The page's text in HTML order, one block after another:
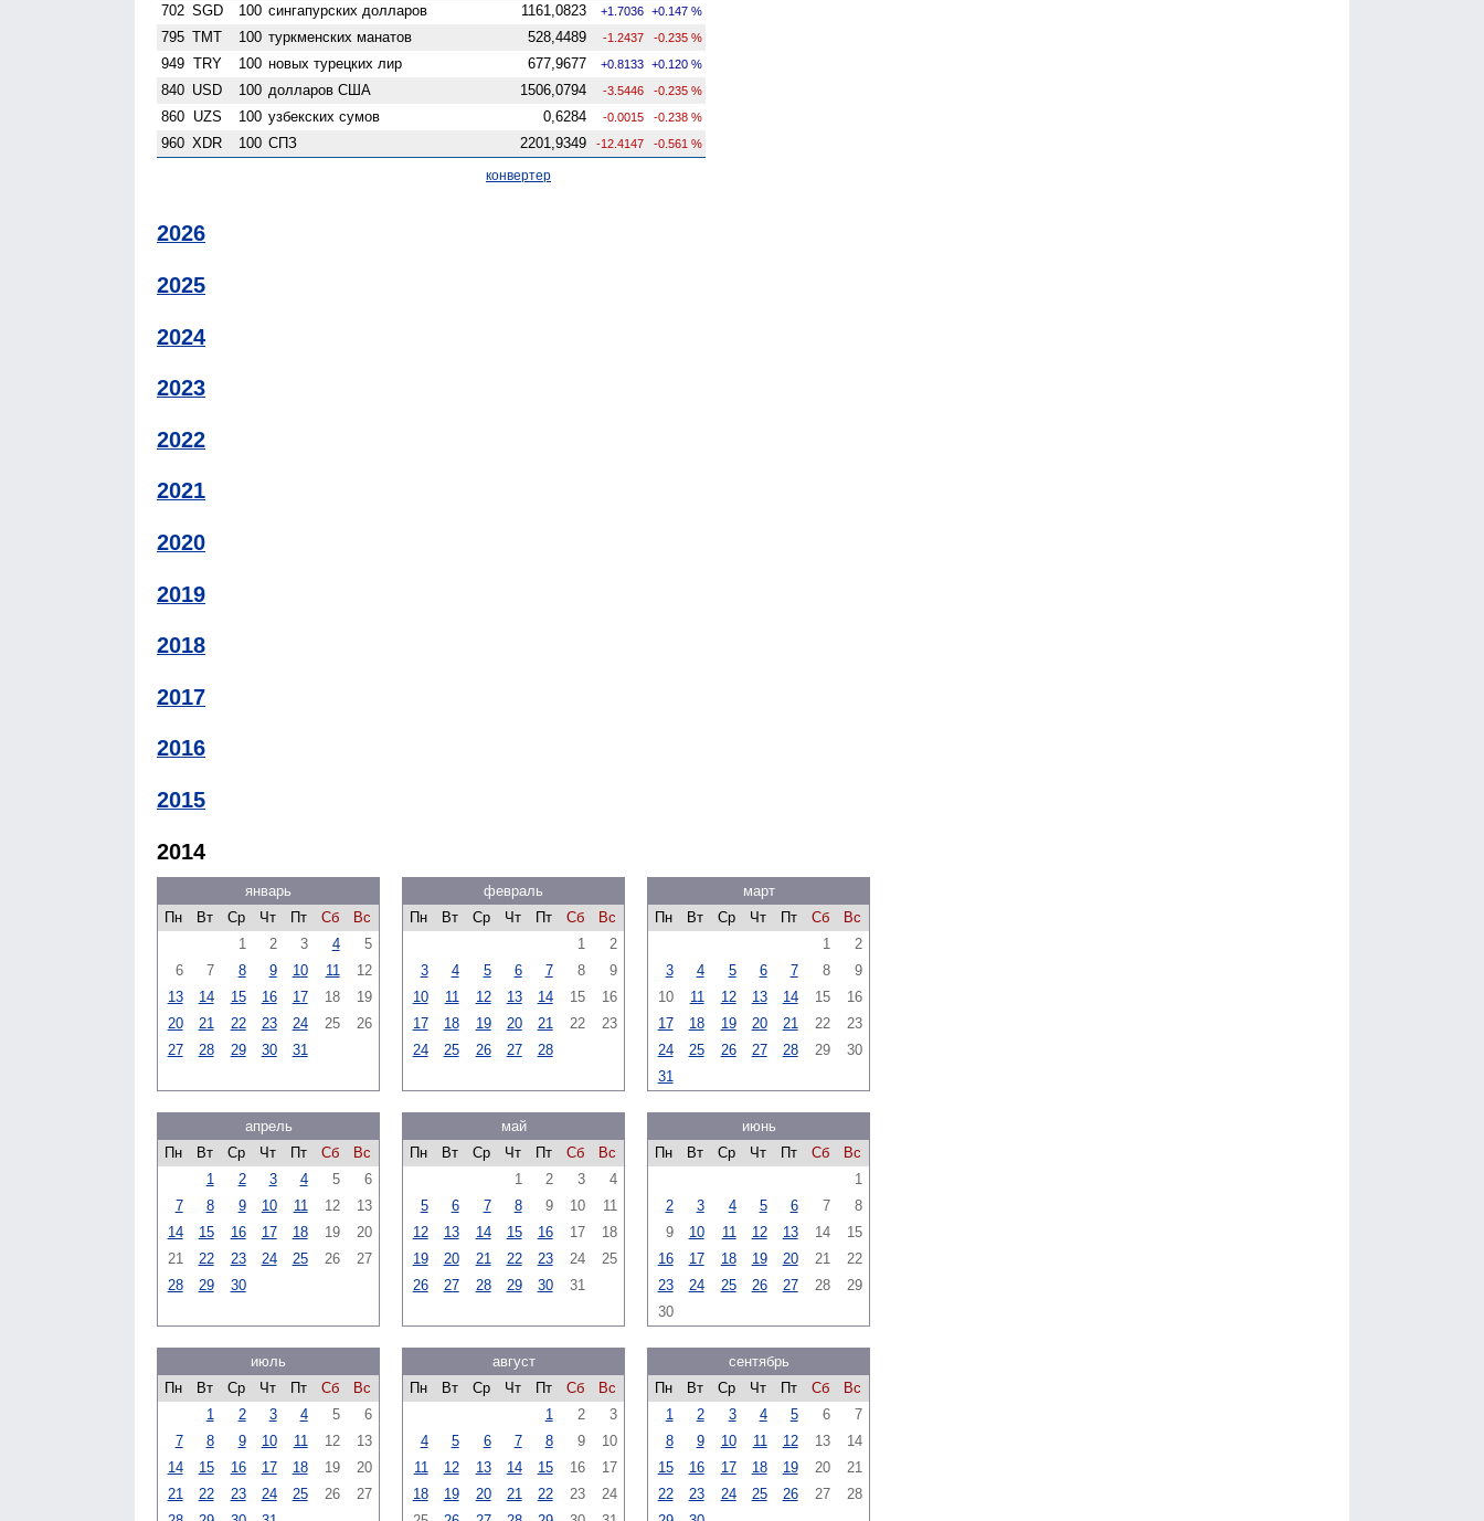
702 SGD 100 сингапурских долларов 1161,0823 +1.7036 +0.147 %
795 TMT 100 туркменских манатов 528,4489 -1.2437 -0.235 %
949 TRY 100 новых турецких лир 677,9677 +0.8133 +0.120 %
840 USD 100 долларов США 1506,0794 -3.5446 -0.235 %
860 UZS 100 узбекских сумов 0,6284 -0.0015 -0.238 %
960 XDR 100 СПЗ 2201,9349 -12.4147 -0.561 %
конвертер
2026
2025
2024
2023
2022
2021
2020
2019
2018
2017
2016
2015
2014
январь
Пн
Вт Ср Чт Пт Сб
Вс
1
2 3 4
5
6
7 8 9 10 11
12
13
14 15 16 17 18
19
20
21 22 23 24 25
26
27
28 29 30 31
февраль
Пн
Вт Ср Чт Пт Сб
Вс
1
2
3
4 5 6 7 8
9
10
11 12 13 14 15
16
17
18 19 20 21 22
23
24
25 26 27 28
март
Пн
Вт Ср Чт Пт Сб
Вс
1
2
3
4 5 6 7 8
9
10
11 12 13 14 15
16
17
18 19 20 21 22
23
24
25 26 27 28 29
30
31
апрель
Пн
Вт Ср Чт Пт Сб
Вс
1
2 3 4 5
6
7
8 9 10 11 12
13
14
15 16 17 18 19
20
21
22 23 24 25 26
27
28
29 30
май
Пн
Вт Ср Чт Пт Сб
Вс
1
2 3
4
5
6 7 8 9 10
11
12
13 14 15 16 17
18
19
20 21 22 23 24
25
26
27 28 29 30 31
июнь
Пн
Вт Ср Чт Пт Сб
Вс
1
2
3 4 5 6 7
8
9
10 11 12 13 14
15
16
17 18 19 20 21
22
23
24 25 26 27 28
29
30
июль
Пн
Вт Ср Чт Пт Сб
Вс
1
2 3 4 5
6
7
8 9 10 11 12
13
14
15 16 17 18 19
20
21
22 23 24 25 26
27
август
Пн
Вт Ср Чт Пт Сб
Вс
1
2
3
4
5 6 7 8 9
10
11
12 13 14 15 16
17
18
19 20 21 22 23
24
сентябрь
Пн
Вт Ср Чт Пт Сб
Вс
1
2 3 4 5 6
7
8
9 10 11 12 13
14
15
16 17 18 19 20
21
22
23 24 25 26 27
28